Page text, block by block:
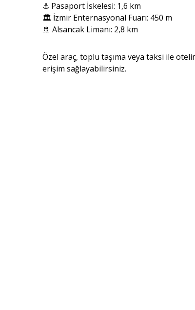
⚓ Pasaport İskelesi: 1,6 km
🏛️ İzmir Enternasyonal Fuarı: 450 m
🚢 Alsancak Limanı: 2,8 km
Özel araç, toplu taşıma veya taksi ile
erişim sağlayabilirsiniz.